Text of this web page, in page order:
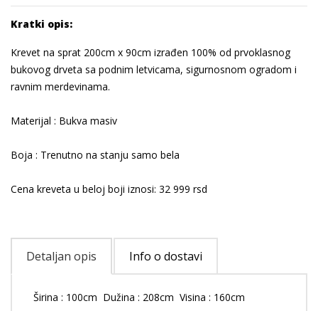
Kratki opis:
Krevet na sprat 200cm x 90cm izrađen 100% od prvoklasnog
bukovog drveta sa podnim letvicama, sigurnosnom ogradom i
ravnim merdevinama.
Materijal : Bukva masiv
Boja : Trenutno na stanju samo bela
Cena kreveta u beloj boji iznosi: 32 999 rsd
Detaljan opis Info o dostavi
Širina : 100cm Dužina : 208cm Visina : 160cm